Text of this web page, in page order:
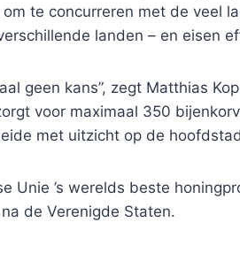
te concurreren met de veel
landen – en eisen
geen kans”, zegt Matthias
voor maximaal 350
met uitzicht op de
Unie ’s werelds beste
de Verenigde Staten.